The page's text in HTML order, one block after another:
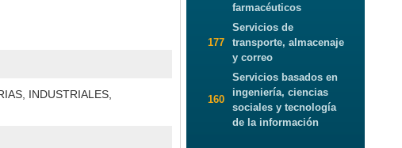
INDUSTRIALES,
farmacéuticos
177
Servicios de
transporte, almacenaje
y correo
160
Servicios basados en
ingeniería, ciencias
sociales y tecnología
de la información